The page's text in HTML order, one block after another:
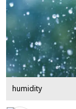
humidity